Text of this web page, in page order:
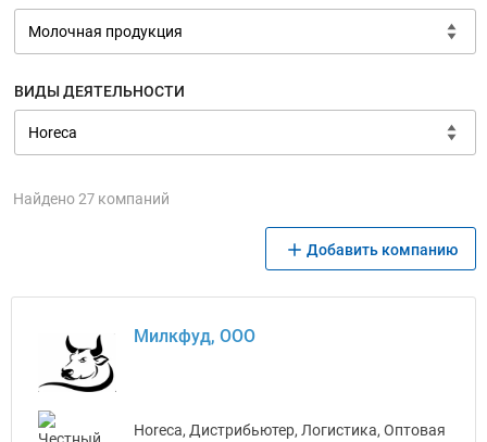
ВИДЫ ДЕЯТЕЛЬНОСТИ
Найдено 27 компаний
Добавить компанию
Милкфуд, ООО
Horeca, Дистрибьютер, Логистика, Оптовая